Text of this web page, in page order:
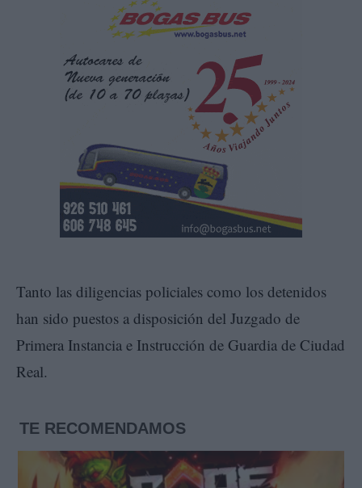
Tanto las diligencias policiales como los detenidos
han sido puestos a disposición del Juzgado de
Primera Instancia e Instrucción de Guardia de Ciudad
Real.
TE RECOMENDAMOS